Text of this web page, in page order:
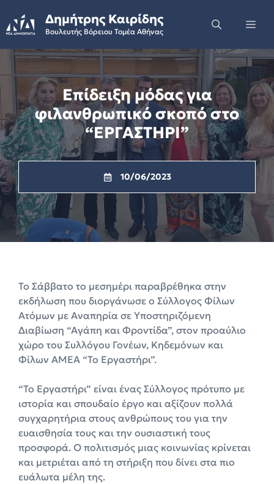
to
content
Δημήτρης Καιρίδης
Βουλευτής Βόρειου Τομέα Αθήνας
Επίδειξη μόδας για
φιλανθρωπικό σκοπό στο
“ΕΡΓΑΣΤΗΡΙ”
10/06/2023
Το Σάββατο το μεσημέρι παραβρέθηκα στην
εκδήλωση που διοργάνωσε ο Σύλλογος Φίλων
Ατόμων με Αναπηρία σε Υποστηριζόμενη
Διαβίωση “Αγάπη και Φροντίδα”, στον προαύλιο
χώρο του Συλλόγου Γονέων, Κηδεμόνων και
Φίλων ΑΜΕΑ “Το Εργαστήρι”.
“Το Εργαστήρι” είναι ένας Σύλλογος πρότυπο με
ιστορία και σπουδαίο έργο και αξίζουν πολλά
συγχαρητήρια στους ανθρώπους του για την
ευαισθησία τους και την ουσιαστική τους
προσφορά. Ο πολιτισμός μιας κοινωνίας κρίνεται
και μετριέται από τη στήριξη που δίνει στα πιο
ευάλωτα μέλη της.